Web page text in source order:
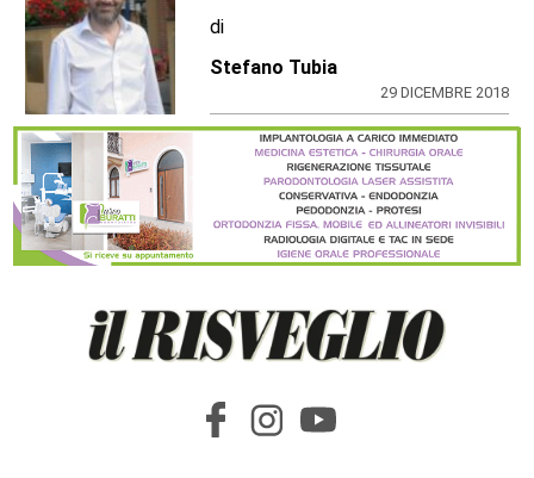
di
Stefano Tubia
29 DICEMBRE 2018